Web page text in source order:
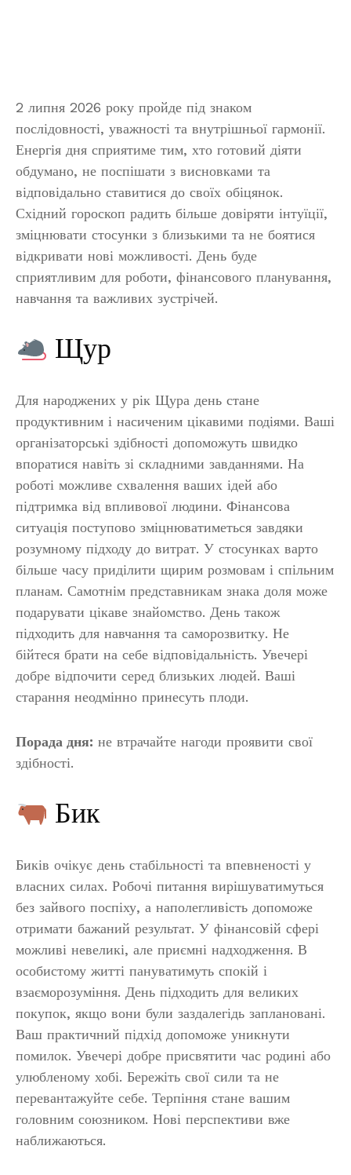
2 липня 2026 року пройде під знаком
послідовності, уважності та внутрішньої гармонії.
Енергія дня сприятиме тим, хто готовий діяти
обдумано, не поспішати з висновками та
відповідально ставитися до своїх обіцянок.
Східний гороскоп радить більше довіряти інтуїції,
зміцнювати стосунки з близькими та не боятися
відкривати нові можливості. День буде
сприятливим для роботи, фінансового планування,
навчання та важливих зустрічей.
Щур
Для народжених у рік Щура день стане
продуктивним і насиченим цікавими подіями. Ваші
організаторські здібності допоможуть швидко
впоратися навіть зі складними завданнями. На
роботі можливе схвалення ваших ідей або
підтримка від впливової людини. Фінансова
ситуація поступово зміцнюватиметься завдяки
розумному підходу до витрат. У стосунках варто
більше часу приділити щирим розмовам і спільним
планам. Самотнім представникам знака доля може
подарувати цікаве знайомство. День також
підходить для навчання та саморозвитку. Не
бійтеся брати на себе відповідальність. Увечері
добре відпочити серед близьких людей. Ваші
старання неодмінно принесуть плоди.
Порада дня: не втрачайте нагоди проявити свої
здібності.
Бик
Биків очікує день стабільності та впевненості у
власних силах. Робочі питання вирішуватимуться
без зайвого поспіху, а наполегливість допоможе
отримати бажаний результат. У фінансовій сфері
можливі невеликі, але приємні надходження. В
особистому житті пануватимуть спокій і
взаєморозуміння. День підходить для великих
покупок, якщо вони були заздалегідь заплановані.
Ваш практичний підхід допоможе уникнути
помилок. Увечері добре присвятити час родині або
улюбленому хобі. Бережіть свої сили та не
перевантажуйте себе. Терпіння стане вашим
головним союзником. Нові перспективи вже
наближаються.